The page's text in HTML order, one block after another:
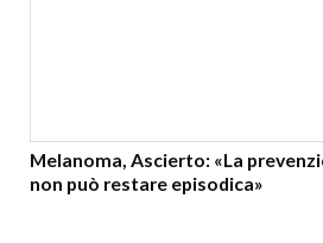
Melanoma, Ascierto: «La
non può restare episodica»